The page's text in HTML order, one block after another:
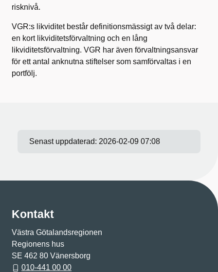
risknivå.
VGR:s likviditet består definitionsmässigt av två delar:
en kort likviditetsförvaltning och en lång
likviditetsförvaltning. VGR har även förvaltningsansvar
för ett antal anknutna stiftelser som samförvaltas i en
portfölj.
Senast uppdaterad: 2026-02-09 07:08
Kontakt
Västra Götalandsregionen
Regionens hus
SE 462 80 Vänersborg
010-441 00 00